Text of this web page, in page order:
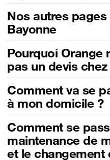
Nos autres
Bayonne
Pourquoi Orange
pas un devis
Comment va se
à mon domicile ?
Comment se
maintenance de
et le changement